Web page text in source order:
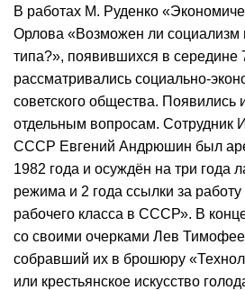
В работах М. Руденко
Орлова «Возможен ли социализм
типа?», появившихся в середине
рассматривались социально-
советского общества. Появились
отдельным вопросам. Сотрудник
СССР Евгений Андрюшин был
1982 года и осуждён на три года
режима и 2 года ссылки за
рабочего класса в СССР». В
со своими очерками Лев
собравший их в брошюру
или крестьянское искусство